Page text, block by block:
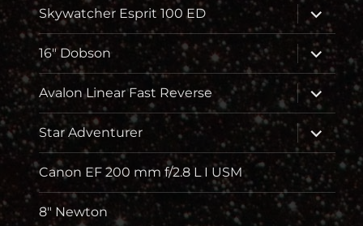
Skywatcher Esprit 100 ED
öffnen
16″ Dobson
öffnen
Avalon Linear Fast Reverse
öffnen
Star Adventurer
öffnen
Canon EF 200 mm f/2.8 L I USM
8″ Newton